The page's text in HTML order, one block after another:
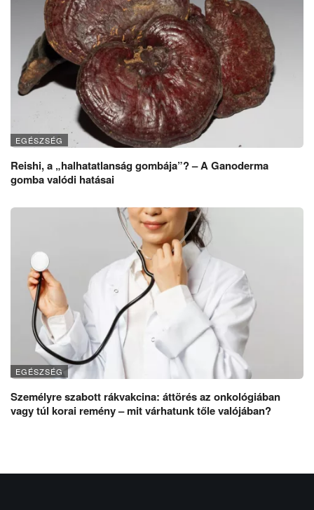
EGÉSZSÉG
Reishi, a „halhatatlanság gombája”? – A Ganoderma
gomba valódi hatásai
EGÉSZSÉG
Személyre szabott rákvakcina: áttörés az onkológiában
vagy túl korai remény – mit várhatunk tőle valójában?